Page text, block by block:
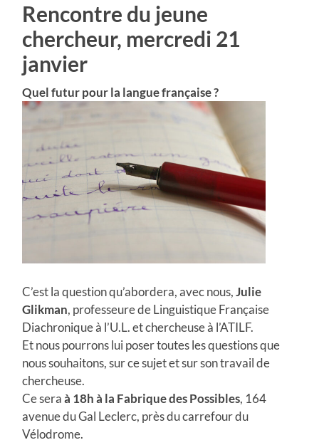
Rencontre du jeune
chercheur, mercredi 21
janvier
Quel futur pour la langue française ?
C’est la question qu’abordera, avec nous,Julie
Glikman, professeure de Linguistique Française
Diachronique à l’U.L. et chercheuse à l’ATILF.
Et nous pourrons lui poser toutes les questions que
nous souhaitons, sur ce sujet et sur son travail de
chercheuse.
Ce seraà 18h à la Fabrique desPossibles, 164
avenue du Gal Leclerc, près du carrefour du
Vélodrome.